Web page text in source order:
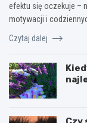
efektu się oczekuje –
motywacji i
Czytaj dalej